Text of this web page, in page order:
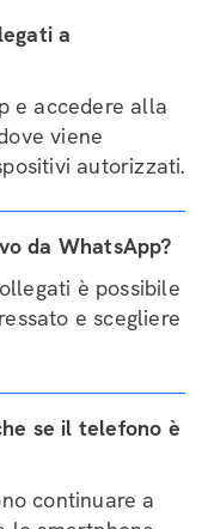
a
e accedere alla
viene
autorizzati.
da WhatsApp?
è possibile
e scegliere
se il telefono è
continuare a